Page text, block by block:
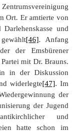
Ort. Er amtierte von
und
[46]. Anfang
der Emsbürener
mit Dr. Brauns.
in der Diskussion
widerlegte[47]. Im
der
der Jugend
und
hatte schon im